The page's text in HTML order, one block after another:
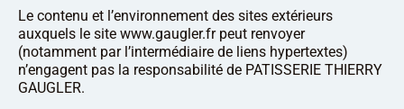
Le contenu et l’environnement des sites extérieurs
auxquels le site www.gaugler.fr peut renvoyer
(notamment par l’intermédiaire de liens hypertextes)
n’engagent pas la responsabilité de PATISSERIE THIERRY
GAUGLER.